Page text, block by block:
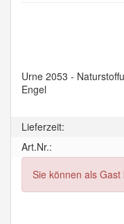
Urne 2053 -
Engel
Lieferzeit:
Art.Nr.:
Sie können als